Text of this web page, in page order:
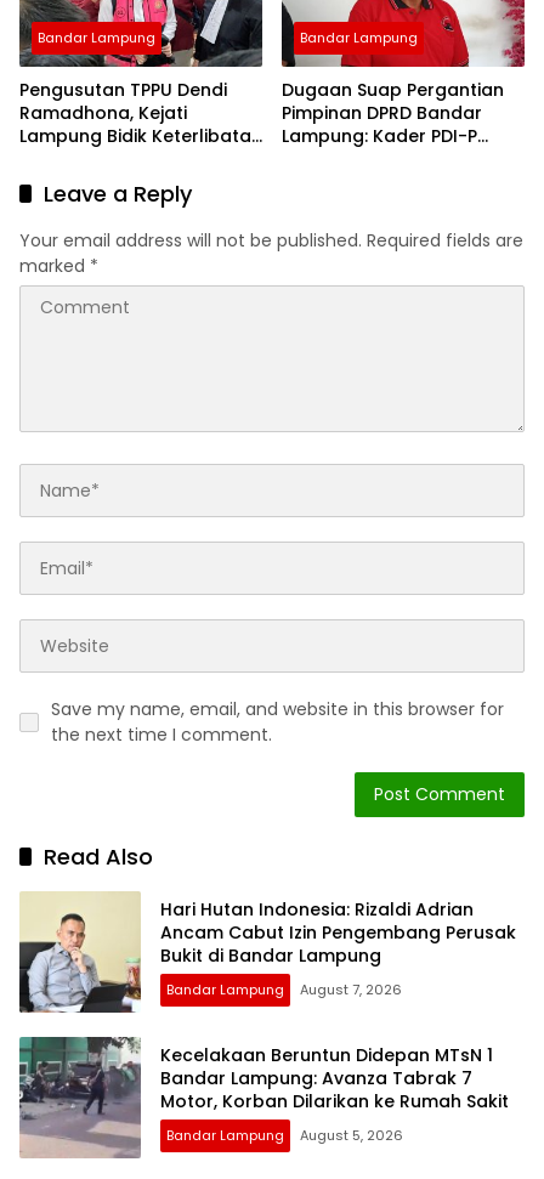
Bandar Lampung
Pengusutan TPPU Dendi
Ramadhona, Kejati
Lampung Bidik Keterlibatan
Nominee Aset
Bandar Lampung
Dugaan Suap Pergantian
Pimpinan DPRD Bandar
Lampung: Kader PDI-P
Leave a Reply
Your email address will not be published. Required fields are
marked *
Save my name, email, and website in this browser for
the next time I comment.
Read Also
Hari Hutan Indonesia: Rizaldi Adrian
Ancam Cabut Izin Pengembang Perusak
Bukit di Bandar Lampung
Bandar Lampung August 7, 2026
Kecelakaan Beruntun Didepan MTsN 1
Bandar Lampung: Avanza Tabrak 7
Motor, Korban Dilarikan ke Rumah Sakit
Bandar Lampung August 5, 2026